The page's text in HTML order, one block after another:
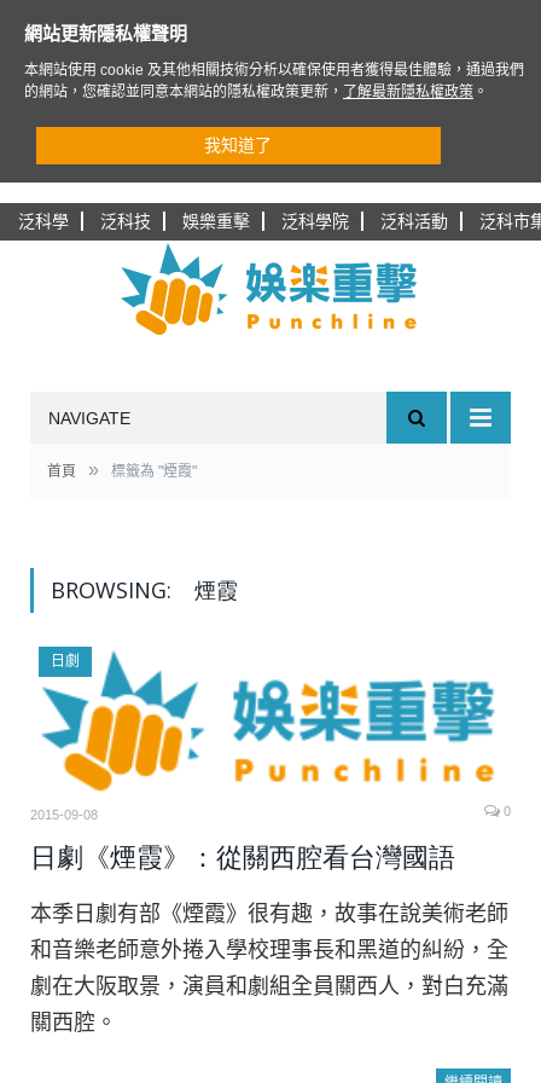
泛科學 泛科技 娛樂重擊 泛科學院 泛科活動 泛科市
NAVIGATE
首頁 » 標籤為 "煙霞"
BROWSING: 煙霞
日劇
2015-09-08 0
日劇《煙霞》：從關西腔看台灣國語
本季日劇有部《煙霞》很有趣，故事在說美術老師
和音樂老師意外捲入學校理事長和黑道的糾紛，全
劇在大阪取景，演員和劇組全員關西人，對白充滿
關西腔。
網站更新隱私權聲明
本網站使用 cookie 及其他相關技術分析以確保使用者獲得最佳體驗，通過我們
的網站，您確認並同意本網站的隱私權政策更新，
了解最新隱私權政策 。
我知道了